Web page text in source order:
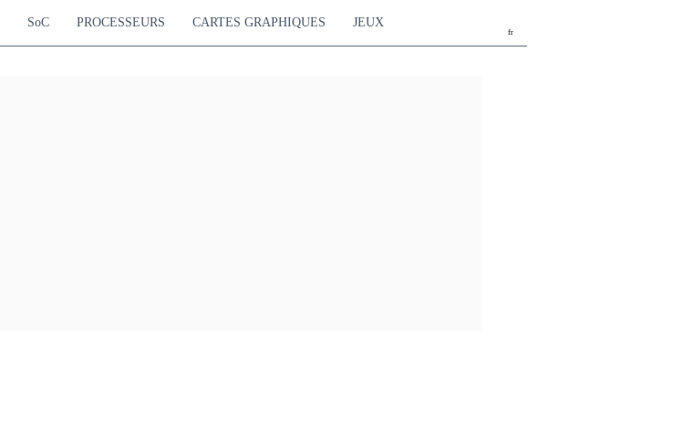
fr
SoC PROCESSEURS CARTES GRAPHIQUES JEUX